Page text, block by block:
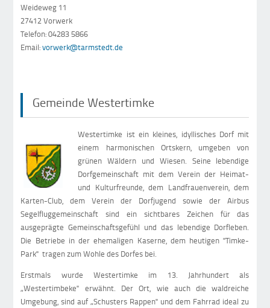
Weideweg 11
27412 Vorwerk
Telefon: 04283 5866
Email:vorwerk@tarmstedt.de
Gemeinde Westertimke
Westertimke ist ein kleines, idyllisches Dorf mit
einem harmonischen Ortskern, umgeben von
grünen Wäldern und Wiesen. Seine lebendige
Dorfgemeinschaft mit dem Verein der Heimat-
und Kulturfreunde, dem Landfrauenverein, dem
Karten-Club, dem Verein der Dorfjugend sowie der Airbus
Segelfluggemeinschaft sind ein sichtbares Zeichen für das
ausgeprägte Gemeinschaftsgefühl und das lebendige Dorfleben.
Die Betriebe in der ehemaligen Kaserne, dem heutigen "Timke-
Park" tragen zum Wohle des Dorfes bei.
Erstmals wurde Westertimke im 13. Jahrhundert als
„Westertimbeke" erwähnt. Der Ort, wie auch die waldreiche
Umgebung, sind auf „Schusters Rappen" und dem Fahrrad ideal zu